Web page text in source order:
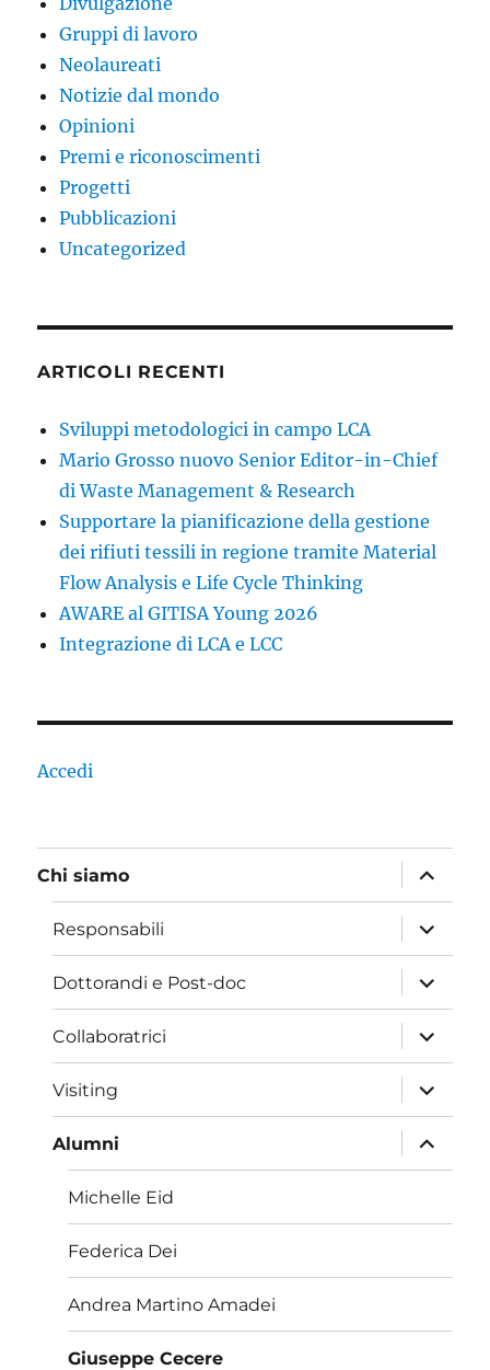
Gruppi di lavoro
Neolaureati
Notizie dal mondo
Opinioni
Premi e riconoscimenti
Progetti
Pubblicazioni
Uncategorized
ARTICOLI RECENTI
Sviluppi metodologici in campo LCA
Mario Grosso nuovo Senior Editor-in-Chief
di Waste Management & Research
Supportare la pianificazione della gestione
dei rifiuti tessili in regione tramite Material
Flow Analysis e Life Cycle Thinking
AWARE al GITISA Young 2026
Integrazione di LCA e LCC
Accedi
Chi siamo
apri
i
menu
child
Responsabili
apri
i
menu
child
Dottorandi e Post-doc
apri
i
menu
child
Collaboratrici
apri
i
menu
child
Visiting
apri
i
menu
child
Alumni
apri
i
menu
Michelle Eid
Federica Dei
Andrea Martino Amadei
Giuseppe Cecere